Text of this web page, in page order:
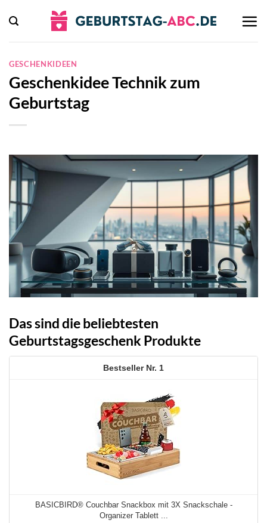
Inhalt
springen
GESCHENKIDEEN
Geschenkidee Technik zum
Geburtstag
Das sind die beliebtesten
Geburtstagsgeschenk Produkte
1
BASICBIRD® Couchbar Snackbox mit 3X Snackschale -
Organizer Tablett ...